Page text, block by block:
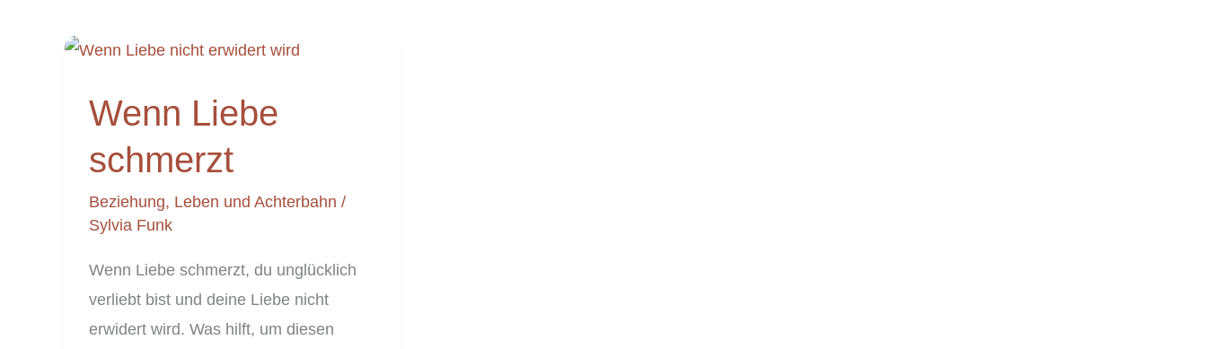
Wenn Liebe
schmerzt
Beziehung, Leben und Achterbahn /
Sylvia Funk
Wenn Liebe schmerzt, du unglücklich
verliebt bist und deine Liebe nicht
erwidert wird. Was hilft, um diesen
Liebe